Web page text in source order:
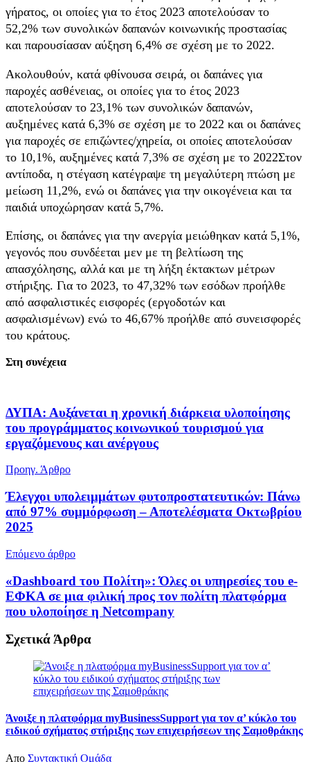
γήρατος, οι οποίες για το έτος 2023 αποτελούσαν το
52,2% των συνολικών δαπανών κοινωνικής προστασίας
και παρουσίασαν αύξηση 6,4% σε σχέση με το 2022.
Ακολουθούν, κατά φθίνουσα σειρά, οι δαπάνες για
παροχές ασθένειας, οι οποίες για το έτος 2023
αποτελούσαν το 23,1% των συνολικών δαπανών,
αυξημένες κατά 6,3% σε σχέση με το 2022 και οι δαπάνες
για παροχές σε επιζώντες/χηρεία, οι οποίες αποτελούσαν
το 10,1%, αυξημένες κατά 7,3% σε σχέση με το 2022Στον
αντίποδα, η στέγαση κατέγραψε τη μεγαλύτερη πτώση με
μείωση 11,2%, ενώ οι δαπάνες για την οικογένεια και τα
παιδιά υποχώρησαν κατά 5,7%.
Επίσης, οι δαπάνες για την ανεργία μειώθηκαν κατά 5,1%,
γεγονός που συνδέεται μεν με τη βελτίωση της
απασχόλησης, αλλά και με τη λήξη έκτακτων μέτρων
στήριξης. Για το 2023, το 47,32% των εσόδων προήλθε
από ασφαλιστικές εισφορές (εργοδοτών και
ασφαλισμένων) ενώ το 46,67% προήλθε από συνεισφορές
του κράτους.
Στη συνέχεια
ΔΥΠΑ: Αυξάνεται η χρονική διάρκεια υλοποίησης
του προγράμματος κοινωνικού τουρισμού για
εργαζόμενους και ανέργους
Προηγ. Άρθρο
Έλεγχοι υπολειμμάτων φυτοπροστατευτικών: Πάνω
από 97% συμμόρφωση – Αποτελέσματα Οκτωβρίου
2025
Επόμενο άρθρο
«Dashboard του Πολίτη»: Όλες οι υπηρεσίες του e-
ΕΦΚΑ σε μια φιλική προς τον πολίτη πλατφόρμα
που υλοποίησε η Netcompany
ΣχετικάΆρθρα
Άνοιξε η πλατφόρμα myBusinessSupport για τον α’ κύκλο του
ειδικού σχήματος στήριξης των επιχειρήσεων της Σαμοθράκης
Απο Συντακτική Ομάδα